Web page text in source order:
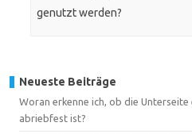
genutzt werden?
Neueste Beiträge
Woran erkenne ich, ob die
abriebfest ist?